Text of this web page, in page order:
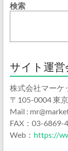
検索
サイト運営
株式会社マーケ
〒105-0004 東
Mail :
FAX：03-6869-
Web： https://